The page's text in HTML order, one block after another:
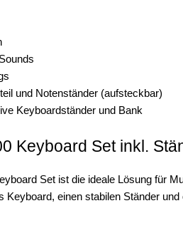
und Notenständer (aufsteckbar)
Keyboardständer und Bank
Keyboard Set inkl.
Set ist die ideale Lösung für
Keyboard, einen stabilen Ständer